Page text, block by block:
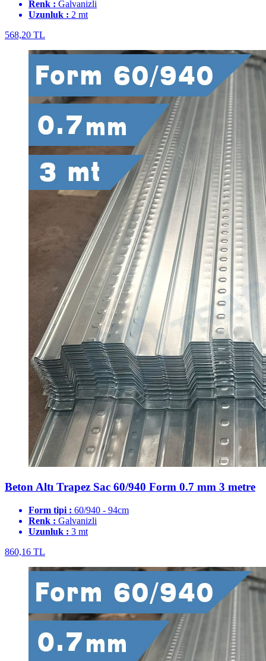
Renk : Galvanizli
Uzunluk : 2 mt
568,20 TL
Beton Altı Trapez Sac 60/940 Form 0.7 mm 3 metre
Form tipi : 60/940 - 94cm
Renk : Galvanizli
Uzunluk : 3 mt
860,16 TL